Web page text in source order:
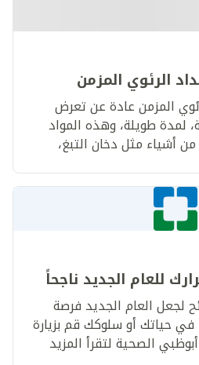
الرئوي المزمن
المزمن عادة عن تعرض
لمدة طويلة، وهذه المواد
أشياء مثل دخان التبغ،
للعام الجديد ناجحاً
لجعل العام الجديد فرصة
في حياتك أو سلوكك قم بزيارة
الصحية لتقرأ المزيد